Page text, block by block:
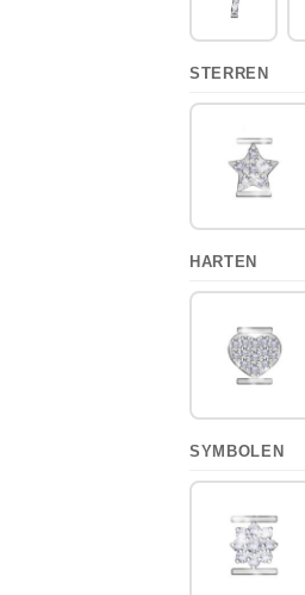
STERREN
HARTEN
SYMBOLEN